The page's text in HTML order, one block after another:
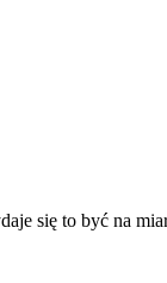
się to być na